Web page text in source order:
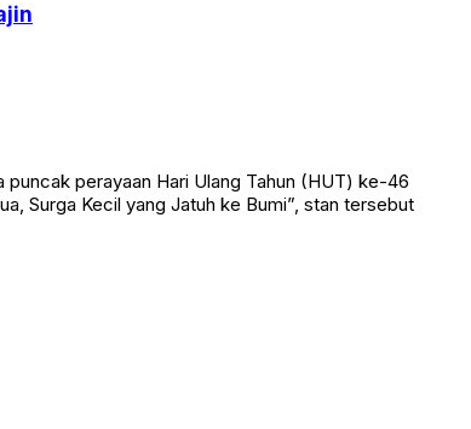
puncak perayaan Hari Ulang Tahun (HUT) ke-46
Surga Kecil yang Jatuh ke Bumi”, stan tersebut